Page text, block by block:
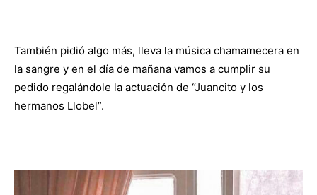
También pidió algo más, lleva la música chamamecera en
la sangre y en el día de mañana vamos a cumplir su
pedido regalándole la actuación de “Juancito y los
hermanos Llobel”.